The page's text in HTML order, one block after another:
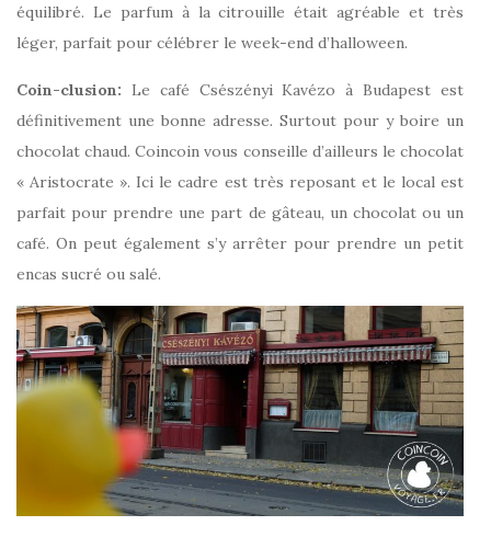
équilibré. Le parfum à la citrouille était agréable et très
léger, parfait pour célébrer le week-end d’halloween.
Coin-clusion: Le café Csészényi Kavézo à Budapest est
définitivement une bonne adresse. Surtout pour y boire un
chocolat chaud. Coincoin vous conseille d’ailleurs le chocolat
« Aristocrate ». Ici le cadre est très reposant et le local est
parfait pour prendre une part de gâteau, un chocolat ou un
café. On peut également s’y arrêter pour prendre un petit
encas sucré ou salé.